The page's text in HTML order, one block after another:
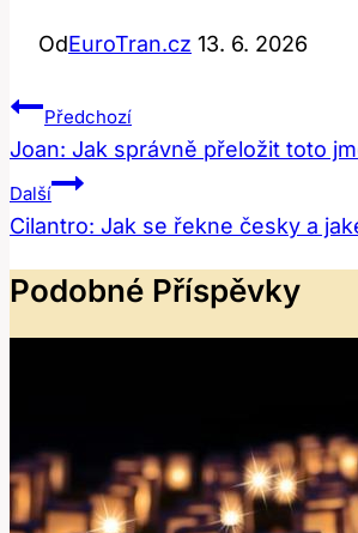
OdEuroTran.cz 13. 6. 2026
Navigace
Pro
Příspěvek
Předchozí
Joan: Jak správně přeložit toto
Další
Cilantro: Jak se řekne česky a
Podobné Příspěvky